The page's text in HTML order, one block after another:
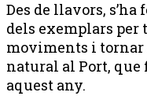
Des de llavors,
dels exemplars per
moviments i
natural al Port, que
aquest any.